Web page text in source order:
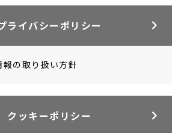
ライバシーポリシー
の取り扱い方針
クッキーポリシー